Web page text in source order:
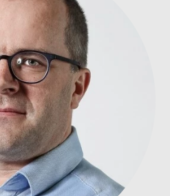
peníze ekonomika
Demokracie v limitech.
Jeffrey Winters o tom, jak
majetek oligarchů určuje
pravidla
Jeffrey A. Winters
Petr Bittner